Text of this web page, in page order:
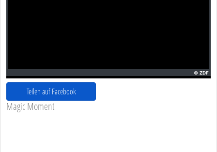
Teilen auf Facebook
Magic Moment